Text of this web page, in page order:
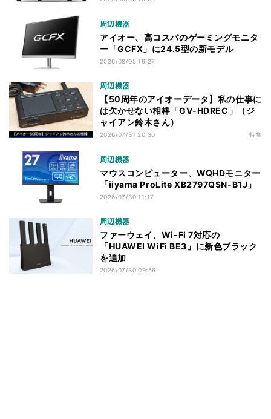
周辺機器
アイオー、高コスパのゲーミングモニタ
ー「GCFX」に24.5型の新モデル
2026/08/05 19:27
周辺機器
【50周年のアイオーデータ】私の仕事に
は欠かせない相棒「GV-HDREC」（ジ
ャイアン鈴木さん）
2026/07/31 20:30 特集
周辺機器
マウスコンピューター、WQHDモニター
「iiyama ProLite XB2797QSN-B1J」
2026/07/30 11:17
周辺機器
ファーウェイ、Wi-Fi 7対応の
「HUAWEI WiFi BE3」に新色ブラック
を追加
2026/07/30 09:56